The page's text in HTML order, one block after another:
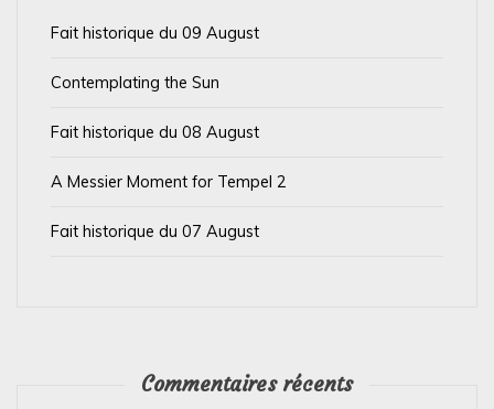
Fait historique du 09 August
Contemplating the Sun
Fait historique du 08 August
A Messier Moment for Tempel 2
Fait historique du 07 August
Commentaires récents